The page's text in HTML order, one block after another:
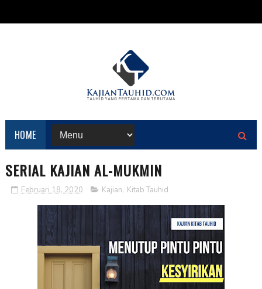
HOME
SERIAL KAJIAN AL-MUKMIN
Februari 18, 2020 Kajian, Kitab Tauhid